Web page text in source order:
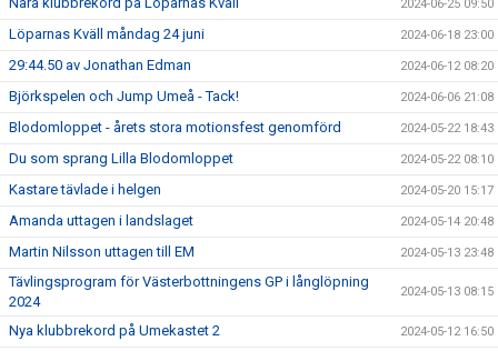
2024-06-25 09:50
Löparnas Kväll måndag 24 juni 2024-06-18 23:00
29:44.50 av Jonathan Edman 2024-06-12 08:20
Björkspelen och Jump Umeå - Tack! 2024-06-06 21:08
Blodomloppet - årets stora motionsfest genomförd 2024-05-22 18:43
Du som sprang Lilla Blodomloppet 2024-05-22 08:10
Kastare tävlade i helgen 2024-05-20 15:17
Amanda uttagen i landslaget 2024-05-14 20:48
Martin Nilsson uttagen till EM 2024-05-13 23:48
Tävlingsprogram för Västerbottningens GP i långlöpning
2024
2024-05-13 08:15
Nya klubbrekord på Umekastet 2 2024-05-12 16:50